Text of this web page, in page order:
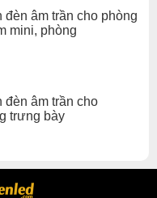
âm trần cho phòng
mini, phòng
âm trần cho
trưng bày